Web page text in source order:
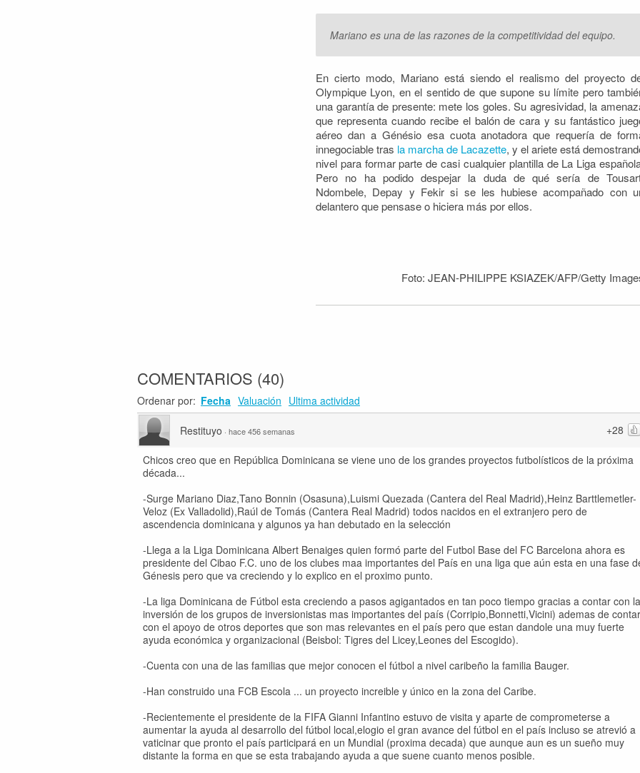
Mariano es una de las razones de la competitividad del equipo.
En cierto modo, Mariano está siendo el realismo del proyecto
Olympique Lyon, en el sentido de que supone su límite pero
una garantía de presente: mete los goles. Su agresividad, la
que representa cuando recibe el balón de cara y su fantástico
aéreo dan a Génésio esa cuota anotadora que requería de
innegociable tras la marcha de Lacazette, y el ariete está
nivel para formar parte de casi cualquier plantilla de La Liga
Pero no ha podido despejar la duda de qué sería de
Ndombele, Depay y Fekir si se les hubiese acompañado con
delantero que pensase o hiciera más por ellos.
Foto: JEAN-PHILIPPE KSIAZEK/AFP/Getty
COMENTARIOS (40)
Ordenar por: Fecha Valuación Ultima actividad
+28
Restituyo · hace 456 semanas
Chicos creo que en República Dominicana se viene uno de los grandes proyectos futbolísticos de la próxima
década...
-Surge Mariano Diaz,Tano Bonnin (Osasuna),Luismi Quezada (Cantera del Real Madrid),Heinz Barttlemetler-
Veloz (Ex Valladolid),Raúl de Tomás (Cantera Real Madrid) todos nacidos en el extranjero pero de
ascendencia dominicana y algunos ya han debutado en la selección
-Llega a la Liga Dominicana Albert Benaiges quien formó parte del Futbol Base del FC Barcelona ahora es
presidente del Cibao F.C. uno de los clubes maa importantes del País en una liga que aún esta en una fase
Génesis pero que va creciendo y lo explico en el proximo punto.
-La liga Dominicana de Fútbol esta creciendo a pasos agigantados en tan poco tiempo gracias a contar con la
inversión de los grupos de inversionistas mas importantes del país (Corripio,Bonnetti,Vicini) ademas de contar
con el apoyo de otros deportes que son mas relevantes en el país pero que estan dandole una muy fuerte
ayuda económica y organizacional (Beisbol: Tigres del Licey,Leones del Escogido).
-Cuenta con una de las familias que mejor conocen el fútbol a nivel caribeño la familia Bauger.
-Han construido una FCB Escola ... un proyecto increible y único en la zona del Caribe.
-Recientemente el presidente de la FIFA Gianni Infantino estuvo de visita y aparte de comprometerse a
aumentar la ayuda al desarrollo del fútbol local,elogio el gran avance del fútbol en el país incluso se atrevió a
vaticinar que pronto el país participará en un Mundial (proxima decada) que aunque aun es un sueño muy
distante la forma en que se esta trabajando ayuda a que suene cuanto menos posible.